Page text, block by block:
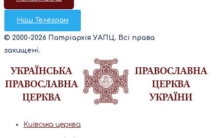
Наш Телеграм
© 2000-2026 Патріархія УАПЦ. Всі права
захищені.
Київська церква